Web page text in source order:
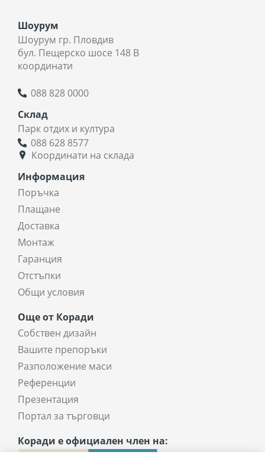
Шоурум
Шоурум гр. Пловдив
бул. Пещерско шосе 148 В
координати
088 828 0000
Склад
Парк отдих и култура
088 628 8577
Координати на склада
Информация
Поръчка
Плащане
Доставка
Монтаж
Гаранция
Отстъпки
Общи условия
Още от Коради
Собствен дизайн
Вашите препоръки
Разположение маси
Референции
Презентация
Портал за търговци
Коради е официален член на: